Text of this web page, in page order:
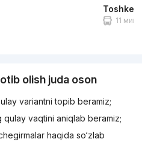
11 мин
olish juda oson
variantni topib beramiz;
qulay vaqtini aniqlab beramiz;
haqida so‘zlab